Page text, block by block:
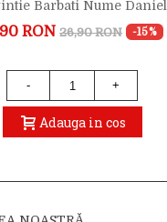
Barbati Nume Daniel
RON 26,90 RON -15%
- +
Adauga in cos